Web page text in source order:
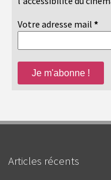
Votre adresse mail *
Articles récents